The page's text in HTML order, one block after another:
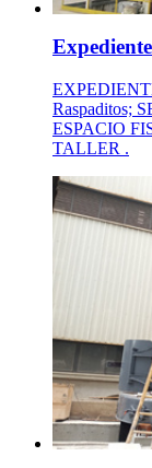
Raspaditos;
ESPACIO
TALLER .